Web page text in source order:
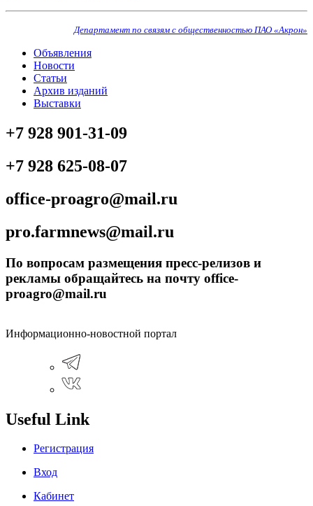
Департамент по связям с общественностью ПАО «Акрон»
Объявления
Новости
Статьи
Архив изданий
Выставки
+7 928 901-31-09
+7 928 625-08-07
office-proagro@mail.ru
pro.farmnews@mail.ru
По вопросам размещения пресс-релизов и
рекламы обращайтесь на почту office-
proagro@mail.ru
Информационно-новостной портал
Useful Link
Регистрация
Вход
Кабинет